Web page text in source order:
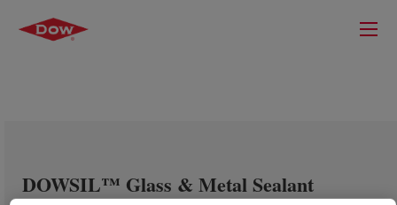
DOWSIL™ Glass & Metal Sealant